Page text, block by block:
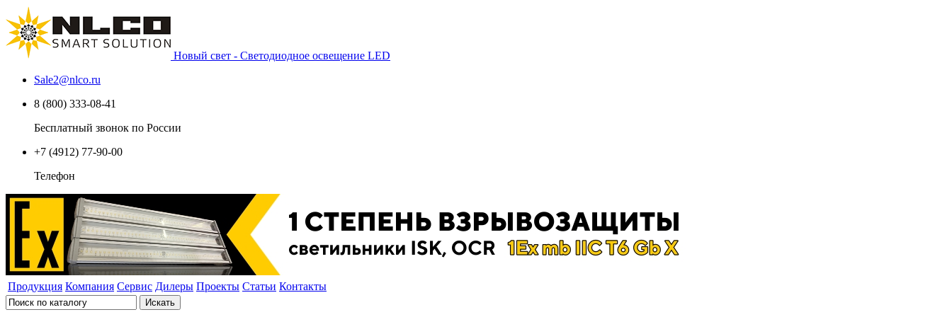
Новый свет - Светодиодное освещение LED
Sale2@nlco.ru
8 (800) 333-08-41
Бесплатный звонок по России
+7 (4912) 77-90-00
Телефон
Продукция Компания Сервис Дилеры Проекты Статьи Контакты